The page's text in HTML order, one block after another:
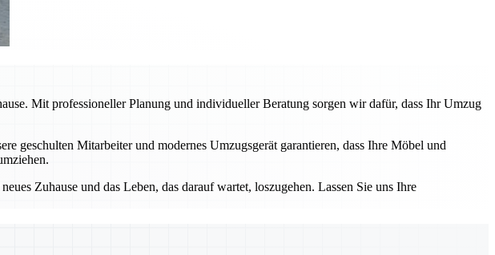
Mit professioneller Planung und individueller Beratung sorgen wir dafür, dass Ihr Umzug
geschulten Mitarbeiter und modernes Umzugsgerät garantieren, dass Ihre Möbel und
Zuhause und das Leben, das darauf wartet, loszugehen. Lassen Sie uns Ihre